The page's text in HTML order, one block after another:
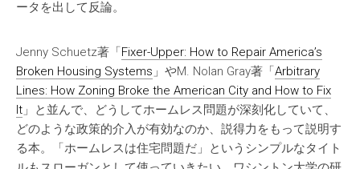
ータを出して反論。
Jenny Schuetz著「Fixer-Upper: How to Repair America’s
Broken Housing Systems 」やM. Nolan Gray著「Arbitrary
Lines: How Zoning Broke the American City and How to Fix
It 」と並んで、どうしてホームレス問題が深刻化していて、
どのような政策的介入が有効なのか、説得力をもって説明す
る本。「ホームレスは住宅問題だ」というシンプルなタイト